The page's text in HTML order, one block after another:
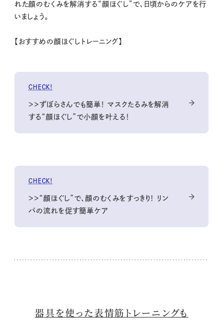
れた顔のむくみを解消する“顔ほぐし”で、日頃からのケアを行
いましょう。
【おすすめの顔ほぐしトレーニング】
CHECK!
＞＞ずぼらさんでも簡単！ マスクたるみを解消
する“顔ほぐし”で小顔を叶える！
CHECK!
＞＞“顔ほぐし”で、顔のむくみをすっきり！ リン
パの流れを促す簡単ケア
器具を使った表情筋トレーニングも